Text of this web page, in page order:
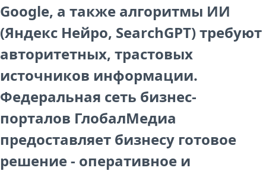
Google, а также алгоритмы ИИ
(Яндекс Нейро, SearchGPT) требуют
авторитетных, трастовых
источников информации.
Федеральная сеть бизнес-
порталов ГлобалМедиа
предоставляет бизнесу готовое
решение - оперативное и